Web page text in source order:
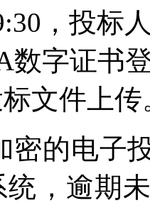
，投标
数字证书
文件上传
密的电子
，逾期